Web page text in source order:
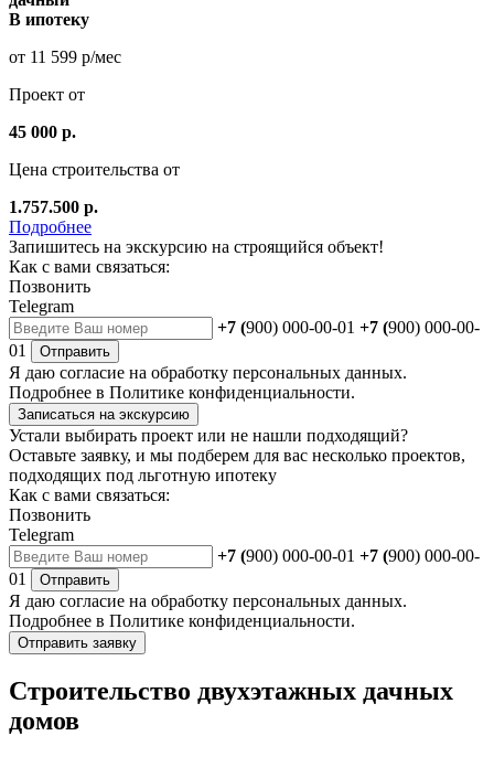
В ипотеку
от 11 599 р/мес
Проект от
45 000 р.
Цена строительства от
1.757.500 р.
Подробнее
Запишитесь на экскурсию на строящийся объект!
Как с вами связаться:
Позвонить
Telegram
+7 (900) 000-00-01 +7 (900) 000-00-
01
Отправить
Я даю согласие на обработку персональных данных.
Подробнее в Политике конфиденциальности.
Записаться на экскурсию
Устали выбирать проект или не нашли подходящий?
Оставьте заявку, и мы подберем для вас несколько проектов,
подходящих под льготную ипотеку
Как с вами связаться:
Позвонить
Telegram
+7 (900) 000-00-01 +7 (900) 000-00-
01
Отправить
Я даю согласие на обработку персональных данных.
Подробнее в Политике конфиденциальности.
Отправить заявку
Строительство двухэтажных дачных
домов